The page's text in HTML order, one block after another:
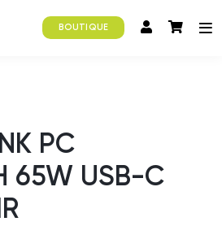
BOUTIQUE
PC
65W USB-C